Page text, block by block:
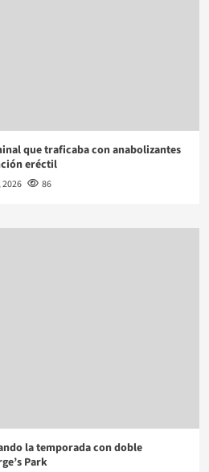
que traficaba con anabolizantes
eréctil
86
la temporada con doble
Park